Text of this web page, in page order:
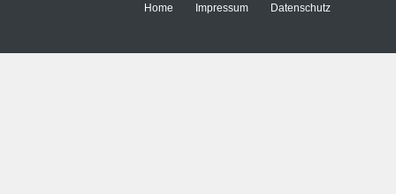
Home Impressum Datenschutz